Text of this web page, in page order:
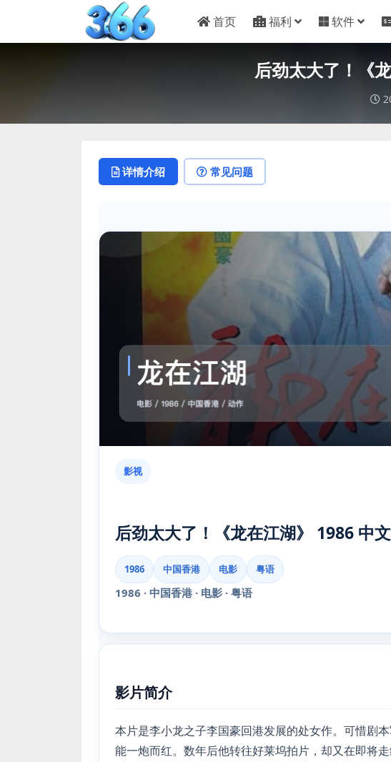
首页 福利 软件
后劲太大了！《
详情介绍 常见问题
影视
后劲太大了！《龙在江湖》 1986 中
1986 中国香港 电影 粤语
1986 · 中国香港 · 电影 · 粤语
影片简介
本片是李小龙之子李国豪回港发展的处女作。可惜剧
能一炮而红。数年后他转往好莱坞拍片，却又在即将